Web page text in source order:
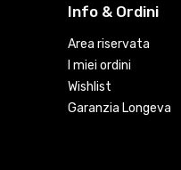
Info & Ordini
Area riservata
I miei ordini
Wishlist
Garanzia Longeva